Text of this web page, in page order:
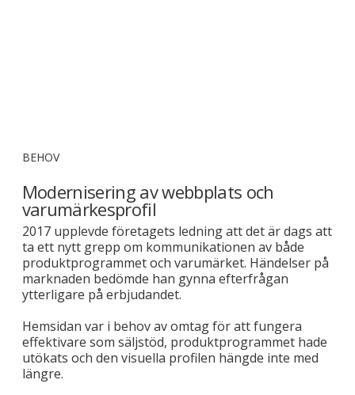
BEHOV
Modernisering av webbplats och
varumärkesprofil
2017 upplevde företagets ledning att det är dags att
ta ett nytt grepp om kommunikationen av både
produktprogrammet och varumärket. Händelser på
marknaden bedömde han gynna efterfrågan
ytterligare på erbjudandet.
Hemsidan var i behov av omtag för att fungera
effektivare som säljstöd, produktprogrammet hade
utökats och den visuella profilen hängde inte med
längre.